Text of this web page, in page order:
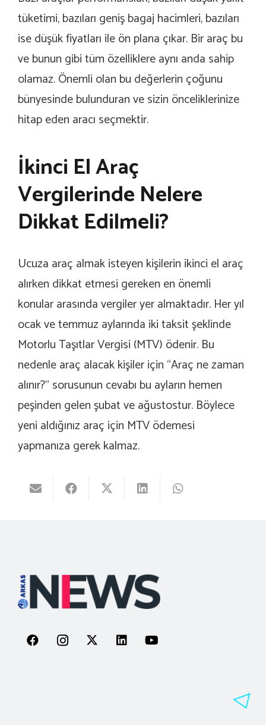
tüketimi, bazıları geniş bagaj hacimleri, bazıları
ise düşük fiyatları ile ön plana çıkar. Bir araç bu
ve bunun gibi tüm özelliklere aynı anda sahip
olamaz. Önemli olan bu değerlerin çoğunu
bünyesinde bulunduran ve sizin önceliklerinize
hitap eden aracı seçmektir.
İkinci El Araç
Vergilerinde Nelere
Dikkat Edilmeli?
Ucuza araç almak isteyen kişilerin ikinci el araç
alırken dikkat etmesi gereken en önemli
konular arasında vergiler yer almaktadır. Her yıl
ocak ve temmuz aylarında iki taksit şeklinde
Motorlu Taşıtlar Vergisi (MTV) ödenir. Bu
nedenle araç alacak kişiler için “Araç ne zaman
alınır?” sorusunun cevabı bu ayların hemen
peşinden gelen şubat ve ağustostur. Böylece
yeni aldığınız araç için MTV ödemesi
yapmanıza gerek kalmaz.